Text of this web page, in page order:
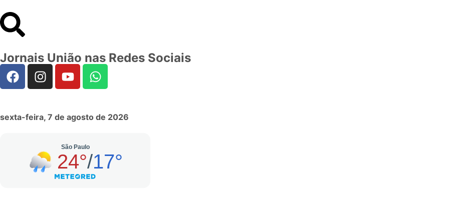
Jornais União nas Redes Sociais
sexta-feira, 7 de agosto de 2026